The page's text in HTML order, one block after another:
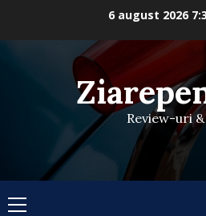
6 august 2026
Review-uri
Primary